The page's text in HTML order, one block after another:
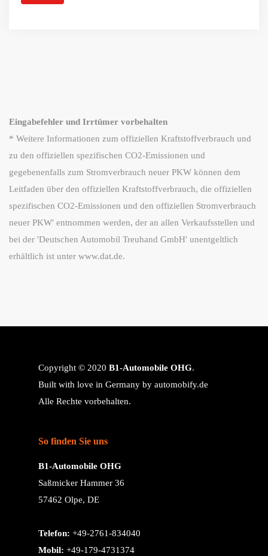
Eingabefehler und Irrtümer vorbehalten
* Weitere Informationen zum offiziellen Kraftstoffverbrauch und
zu den offiziellen spezifischen CO2-Emissionen und
gegebenenfalls zum Stromverbrauch neuer PKW können dem
Leitfaden über den offiziellen Kraftstoffverbrauch, die offiziellen
spezifischen CO2-Emissionen und den offiziellen Stromverbrauch
neuer PKW' entnommen werden, der an allen Verkaufsstellen und
bei der 'Deutschen Automobil Treuhand GmbH' unentgeltlich
erhältlich ist unter www.dat.de.
Copyright © 2020 B1-Automobile OHG.
Built with love in Germany by automobify.de
Alle Rechte vorbehalten.
So finden Sie uns
B1-Automobile OHG
Saßmicker Hammer 36
57462 Olpe, DE
Telefon: +49-2761-834040
Mobil: +49-179-4731374